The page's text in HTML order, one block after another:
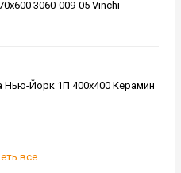
3060-009-05 Vinchi
Нью-Йорк 1П 400x400 Керамин
все